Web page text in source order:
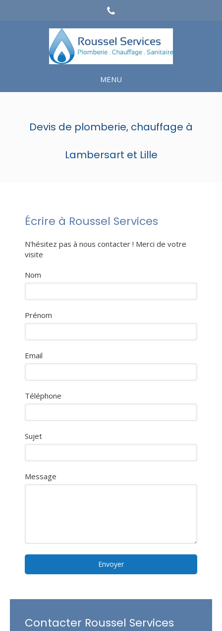
MENU
Devis de plomberie, chauffage à
Lambersart et Lille
Écrire à Roussel Services
N'hésitez pas à nous contacter ! Merci de votre
visite
Nom
Prénom
Email
Téléphone
Sujet
Message
Envoyer
Contacter Roussel Services